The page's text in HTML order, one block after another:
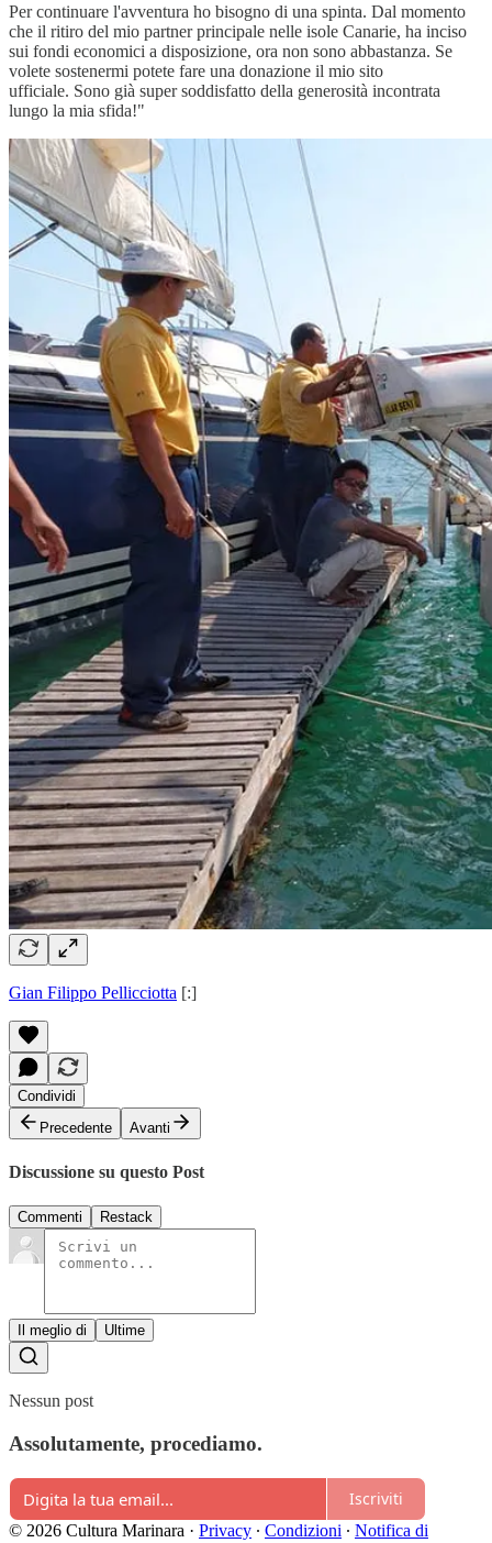
Per continuare l'avventura ho bisogno di una spinta. Dal momento
che il ritiro del mio partner principale nelle isole Canarie, ha inciso
sui fondi economici a disposizione, ora non sono abbastanza. Se
volete sostenermi potete fare una donazione il mio sito
ufficiale. Sono già super soddisfatto della generosità incontrata
lungo la mia sfida!"
Gian Filippo Pellicciotta [:]
Condividi
Precedente
Avanti
Discussione su questo Post
Commenti Restack
Il meglio di Ultime
Nessun post
Assolutamente, procediamo.
Iscriviti
© 2026 Cultura Marinara · Privacy ∙ Condizioni ∙ Notifica di